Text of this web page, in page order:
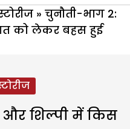
» चुनौती-भाग 2:
को लेकर बहस हुई
और शिल्पी में किस